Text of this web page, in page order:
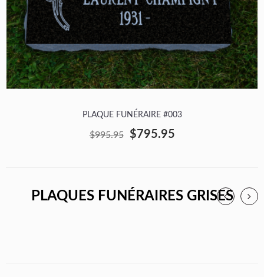
PLAQUE FUNÉRAIRE #003
$995.95 $795.95
PLAQUES FUNÉRAIRES GRISES